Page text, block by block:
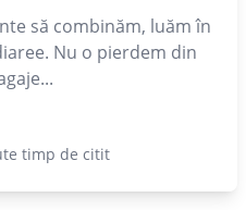
să combinăm, luăm în
Nu o pierdem din
timp de citit